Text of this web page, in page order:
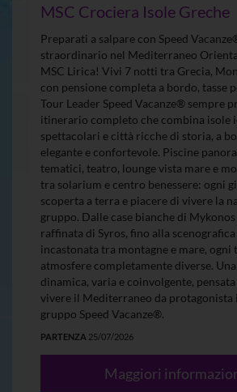
MSC Crociera Isole Greche
Preparati a salpare con Speed
straordinario nel Mediterraneo
MSC Lirica! Vivi 7 notti tra Grecia,
con pensione completa a bordo, tasse
Tour Leader Speed Vacanze® sempre
itinerario completo che combina isole
spettacolari e città ricche di storia, a
elegante e confortevole. Piscine
tematici, teatro, lounge vista mare e
tra solarium e centro benessere: ogni
scoperta a terra e piacere di vivere la
gruppo. Dalle case bianche di
raffinata di Syros, fino alla
incastonata tra montagne e mare, ogni
atmosfere completamente diverse.
dinamica, varia e coinvolgente,
vivere il Mediterraneo da protagonista
gruppo Speed Vacanze®.
PARTENZA 25/07/2026
Maggiori